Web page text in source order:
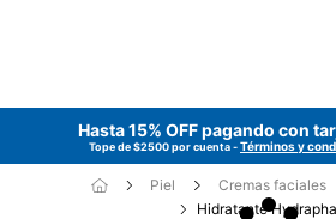
Hasta 15% OFF pagando con
Tope de $2500 por cuenta -Términos y
Piel Cremas faciales
Hidratante